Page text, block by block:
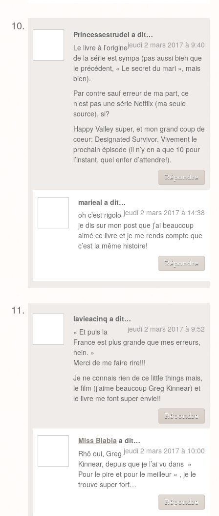
Princessestrudel a dit…
jeudi 2 mars 2017 à 9:40
Le livre à l’origine
de la série est sympa (pas aussi bien que
le précédent, « Le secret du mari », mais
bien).
Par contre sauf erreur de ma part, ce
n’est pas une série Netflix (ma seule
source), si?
Happy Valley super, et mon grand coup de
coeur: Designated Survivor. Vivement le
prochain épisode (il n’y en a que 10 pour
l’instant, quel enfer d’attendre!).
Répondre
marieal a dit…
jeudi 2 mars 2017 à 14:38
oh c’est rigolo
je dis sur mon post que j’ai beaucoup
aimé ce livre et je me rends compte que
c’est la même histoire!
Répondre
lavieacinq a dit…
jeudi 2 mars 2017 à 9:52
« Et puis la
France est plus grande que mes erreurs,
hein. »
Merci de me faire rire!!!
Je ne connais rien de ce little things mais,
le film (j’aime beaucoup Greg Kinnear) et
le livre me font super envie!!
Répondre
Miss Blabla a dit…
jeudi 2 mars 2017 à 10:00
Rhô oui, Greg
Kinnear, depuis que je l’ai vu dans »
Pour le pire et pour le meilleur « , je le
trouve super fort…
Répondre